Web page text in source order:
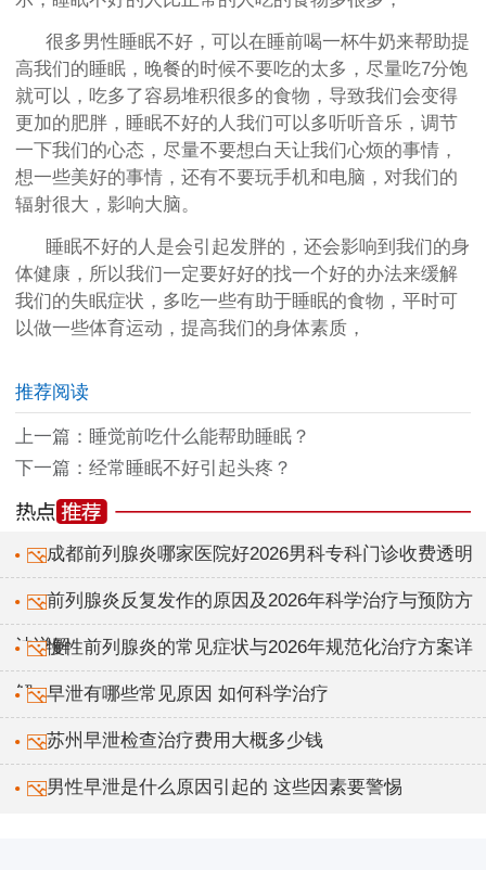
很多男性睡眠不好，可以在睡前喝一杯牛奶来帮助提
高我们的睡眠，晚餐的时候不要吃的太多，尽量吃7分饱
就可以，吃多了容易堆积很多的食物，导致我们会变得
更加的肥胖，睡眠不好的人我们可以多听听音乐，调节
一下我们的心态，尽量不要想白天让我们心烦的事情，
想一些美好的事情，还有不要玩手机和电脑，对我们的
辐射很大，影响大脑。
睡眠不好的人是会引起发胖的，还会影响到我们的身
体健康，所以我们一定要好好的找一个好的办法来缓解
我们的失眠症状，多吃一些有助于睡眠的食物，平时可
以做一些体育运动，提高我们的身体素质，
推荐阅读
上一篇： 睡觉前吃什么能帮助睡眠？
下一篇： 经常睡眠不好引起头疼？
成都前列腺炎哪家医院好2026男科专科门诊收费透明
前列腺炎反复发作的原因及2026年科学治疗与预防方
法详解慢性前列腺炎的常见症状与2026年规范化治疗方案详
解 早泄有哪些常见原因 如何科学治疗
苏州早泄检查治疗费用大概多少钱
男性早泄是什么原因引起的 这些因素要警惕